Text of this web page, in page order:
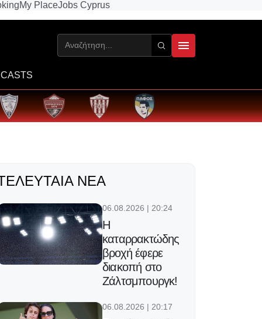
My PlaceJobs Cyprus
ΝΈΑ
06.08.2026 | 20:24
Η
καταρρακτώδης
βροχή έφερε
διακοπή στο
Ζάλτσμπουργκ!
06.08.2026 | 20:17